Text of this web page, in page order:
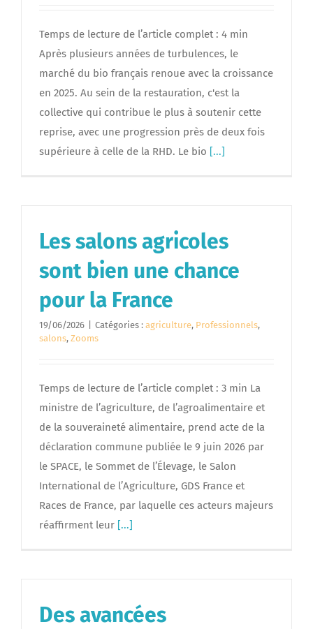
Temps de lecture de l’article complet : 4 min
Après plusieurs années de turbulences, le
marché du bio français renoue avec la croissance
en 2025. Au sein de la restauration, c'est la
collective qui contribue le plus à soutenir cette
reprise, avec une progression près de deux fois
supérieure à celle de la RHD. Le bio [...]
Les salons agricoles
sont bien une chance
pour la France
19/06/2026 Catégories : agriculture, Professionnels,
salons, Zooms
Temps de lecture de l’article complet : 3 min La
ministre de l’agriculture, de l’agroalimentaire et
de la souveraineté alimentaire, prend acte de la
déclaration commune publiée le 9 juin 2026 par
le SPACE, le Sommet de l’Élevage, le Salon
International de l’Agriculture, GDS France et
Races de France, par laquelle ces acteurs majeurs
réaffirment leur [...]
Des avancées